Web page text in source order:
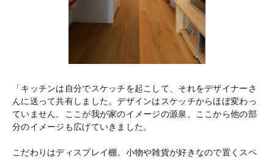
「キッチンは自分でスケッチを起こして、それをデザイナーさ
んに送って共有しました。デザインはスケッチからほぼ変わっ
ていません。ここが我が家のイメージの源泉。ここから他の部
分のイメージも広げていきました。
こだわりはディスプレイ棚。小物や雑貨が好きなので置くスペ